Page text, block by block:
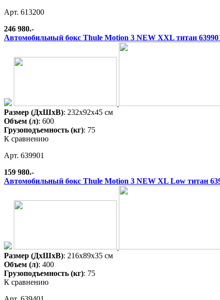
Арт. 613200
246 980.-
Автомобильный бокс Thule Motion 3 NEW XXL титан
Размер (ДхШхВ): 232x92x45 см
Объем (л): 600
Грузоподъемность (кг): 75
К сравнению
Арт. 639901
159 980.-
Автомобильный бокс Thule Motion 3 NEW XL Low титан
Размер (ДхШхВ): 216x89x35 см
Объем (л): 400
Грузоподъемность (кг): 75
К сравнению